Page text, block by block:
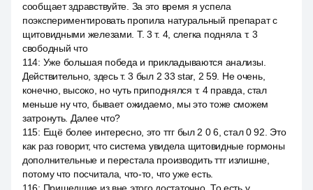
сообщает здравствуйте. За это время я успела
поэкспериментировать пропила натуральный препарат с
щитовидными железами. Т. 3 т. 4, слегка подняла т. 3
свободный что
114: Уже большая победа и прикладываются анализы.
Действительно, здесь т. 3 был 2 33 star, 2 59. Не очень,
конечно, высоко, но чуть приподнялся т. 4 правда, стал
меньше ну что, бывает ожидаемо, мы это тоже сможем
затронуть. Далее что?
115: Ещё более интересно, это ттг был 2 0 6, стал 0 92. Это
как раз говорит, что система увидела щитовидные гормоны
дополнительные и перестала производить ттг излишне,
потому что посчитала, что-то, что уже есть.